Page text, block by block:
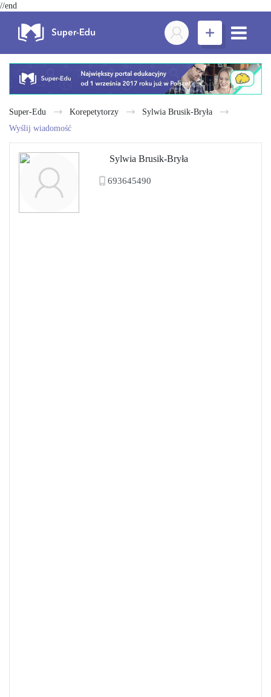
//end
Super-Edu Korepetytorzy
Sylwia Brusik-Bryła
Wyślij wiadomość
Sylwia Brusik-Bryła
693645490